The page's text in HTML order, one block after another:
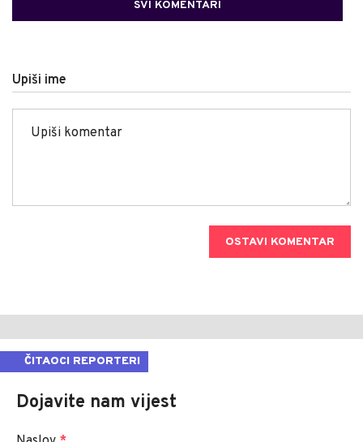
SVI KOMENTARI
Upiši ime
OSTAVI KOMENTAR
ČITAOCI REPORTERI
Dojavite nam vijest